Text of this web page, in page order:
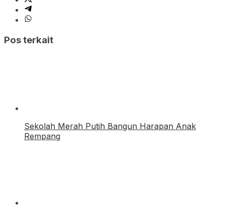
Pos terkait
Sekolah Merah Putih Bangun Harapan Anak
Rempang